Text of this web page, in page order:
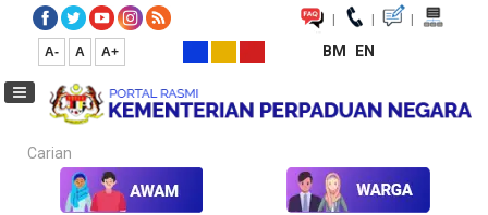
| | |
A- A A+ BM EN
Carian...
Laman Utama Media Koleksi Media Foto 2025
Galeri